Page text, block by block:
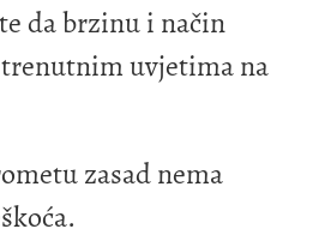
da brzinu i način
uvjetima na
zasad nema